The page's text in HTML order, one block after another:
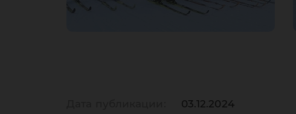
03.12.2024